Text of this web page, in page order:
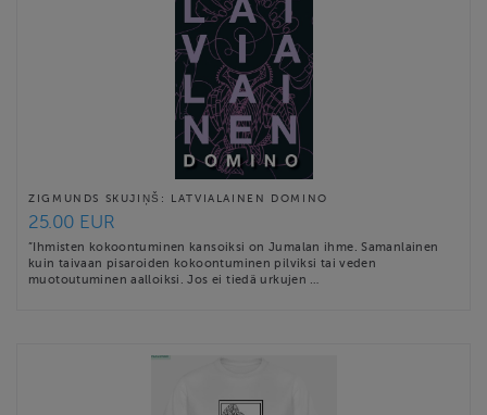
ZIGMUNDS SKUJIŅŠ: LATVIALAINEN DOMINO
25.00 EUR
”Ihmisten kokoontuminen kansoiksi on Jumalan ihme. Samanlainen
kuin taivaan pisaroiden kokoontuminen pilviksi tai veden
muotoutuminen aalloiksi. Jos ei tiedä urkujen …